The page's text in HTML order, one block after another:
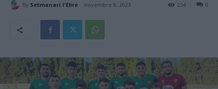
By Setmanari l'Ebre novembre 8, 2023 0
234